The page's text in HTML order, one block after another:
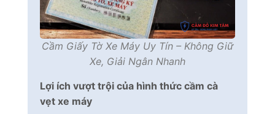
Cầm Giấy Tờ Xe Máy Uy Tín – Không Giữ
Xe, Giải Ngân Nhanh
Lợi ích vượt trội của hình thức cầm cà
vẹt xe máy